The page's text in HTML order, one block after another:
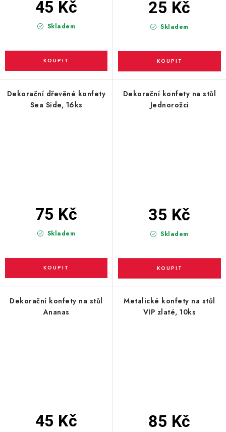
Skladem
45 Kč
Skladem
25 Kč
Dekorační dřevěné konfety
Sea Side, 16ks
Skladem
75 Kč
Dekorační konfety na stůl
Jednorožci
Skladem
35 Kč
Dekorační konfety na stůl
Ananas
45 Kč
Metalické konfety na stůl
VIP zlaté, 10ks
85 Kč